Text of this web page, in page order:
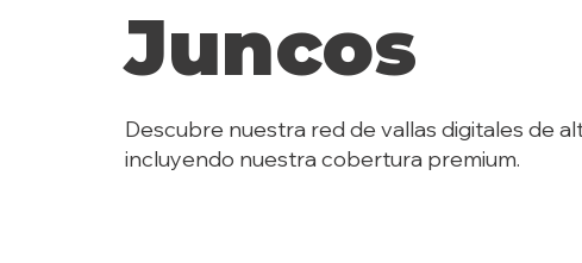
Juncos
Descubre nuestra red de vallas digitales de
incluyendo nuestra cobertura premium.